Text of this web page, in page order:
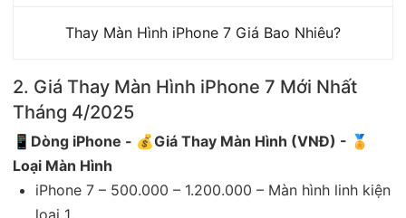
Thay Màn Hình iPhone 7 Giá Bao Nhiêu?
2. Giá Thay Màn Hình iPhone 7 Mới Nhất
Tháng 4/2025
📱Dòng iPhone - 💰Giá Thay Màn Hình (VNĐ) - 🏅
Loại Màn Hình
iPhone 7 – 500.000 – 1.200.000 – Màn hình linh kiện
loại 1.